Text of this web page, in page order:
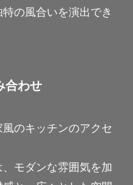
の風合いを演出でき
合わせ
のキッチンのアクセ
モダンな雰囲気を加